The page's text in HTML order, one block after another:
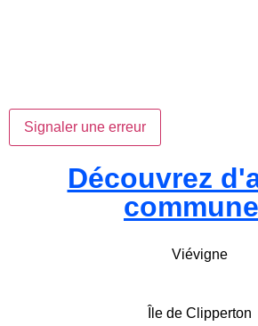
Signaler une erreur
Découvrez
Viévigne
Île de Clipperton